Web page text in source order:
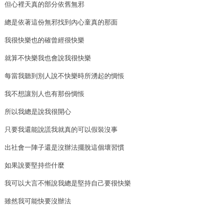
但心裡天真的部分依舊無邪
總是依著這份無邪找到內心童真的那面
我很快樂也的確曾經很快樂
就算不快樂我也會說我很快樂
每當我聽到別人說不快樂時所湧起的惆悵
我不想讓別人也有那份惆悵
所以我總是說我很開心
只要我還能說謊我就真的可以假裝沒事
出社會一陣子還是沒辦法擺脫這個壞習慣
如果說要堅持些什麼
我可以大言不慚說我總是堅持自己要很快樂
雖然我可能快要沒辦法